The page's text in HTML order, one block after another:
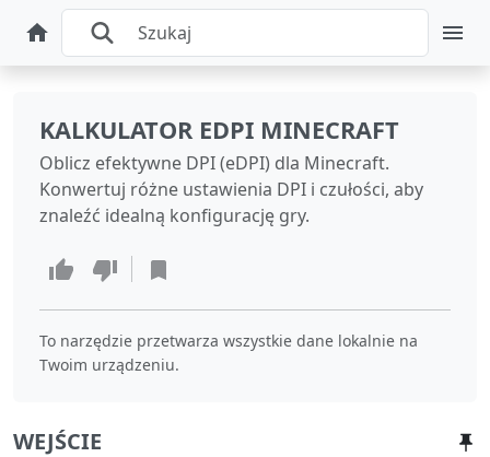
KALKULATOR EDPI MINECRAFT
Oblicz efektywne DPI (eDPI) dla Minecraft.
Konwertuj różne ustawienia DPI i czułości, aby
znaleźć idealną konfigurację gry.
To narzędzie przetwarza wszystkie dane lokalnie na
Twoim urządzeniu.
WEJŚCIE